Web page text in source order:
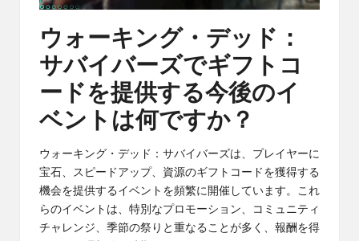
ウォーキング・デッド：
サバイバーズでギフトコ
ードを提供する今後のイ
ベントは何ですか？
ウォーキング・デッド：サバイバーズは、プレイヤーに
宝石、スピードアップ、資源のギフトコードを獲得する
機会を提供するイベントを頻繁に開催しています。これ
らのイベントは、特別なプロモーション、コミュニティ
チャレンジ、季節の祭りと重なることが多く、報酬を得